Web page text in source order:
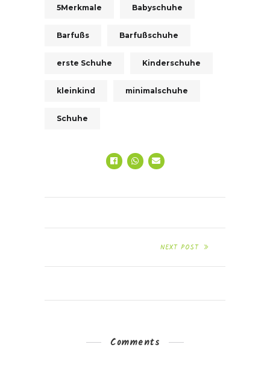
5Merkmale Babyschuhe
Barfußs Barfußschuhe
erste Schuhe Kinderschuhe
kleinkind minimalschuhe
Schuhe
NEXT POST
Comments